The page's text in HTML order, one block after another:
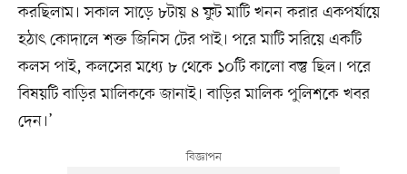
করছিলাম। সকাল সাড়ে ৮টায় ৪ ফুট মাটি খনন করার একপর্যায়ে
হঠাৎ কোদালে শক্ত জিনিস টের পাই। পরে মাটি সরিয়ে একটি
কলস পাই, কলসের মধ্যে ৮ থেকে ১০টি কালো বস্তু ছিল। পরে
বিষয়টি বাড়ির মালিককে জানাই। বাড়ির মালিক পুলিশকে খবর
দেন।’